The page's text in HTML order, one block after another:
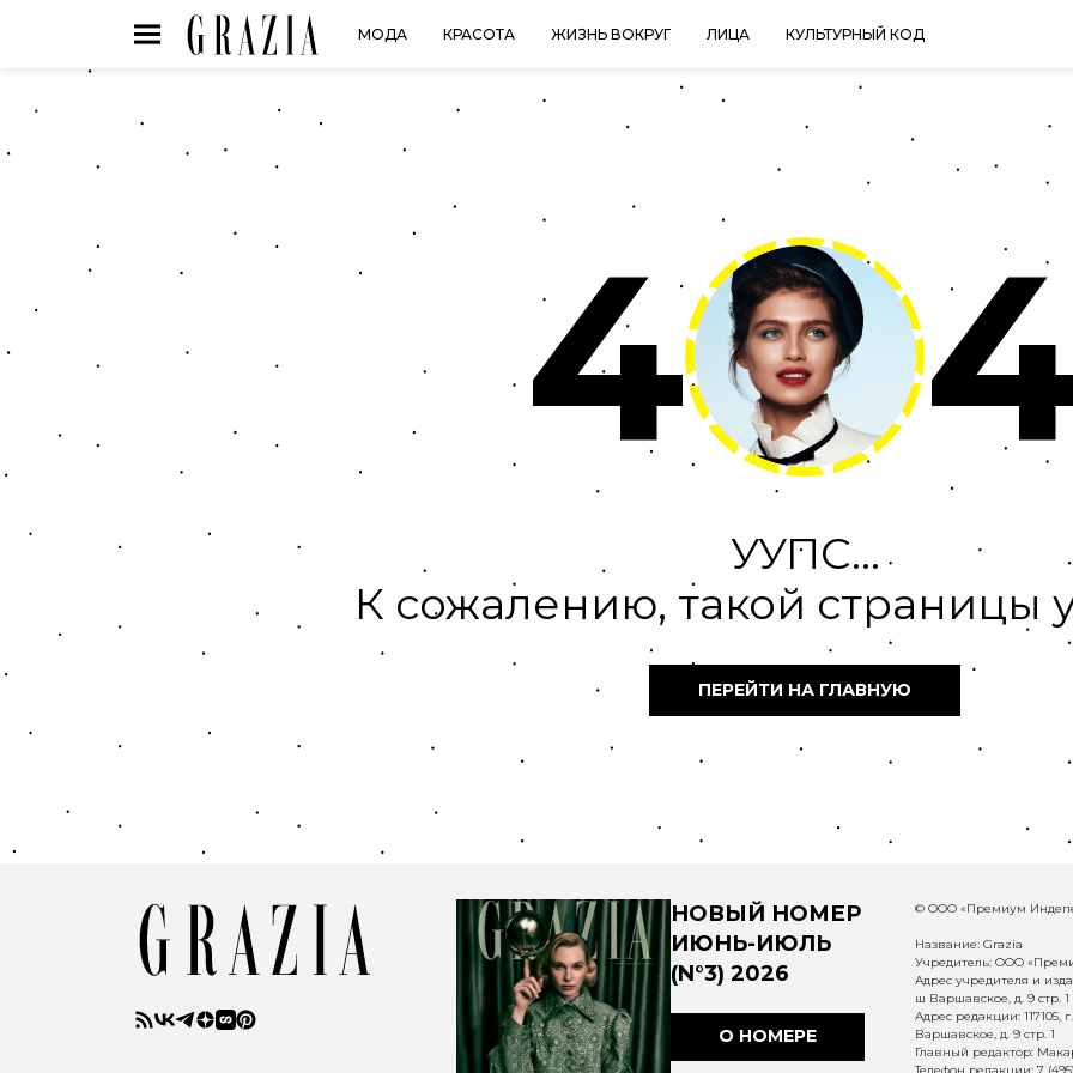
МОДА КРАСОТА ЖИЗНЬ ВОКРУГ ЛИЦА КУЛЬТУРНЫЙ КОД
4
УУПС...
К сожалению, такой страницы
ПЕРЕЙТИ НА ГЛАВНУЮ
НОВЫЙ НОМЕР
ИЮНЬ-ИЮЛЬ
(N°3) 2026
О НОМЕРЕ
© ООО «Премиум
Название: Grazia
Учредитель: ООО
Адрес учредителя и
ш Варшавское, д. 9 стр. 1
Адрес редакции:
Варшавское, д. 9 стр. 1
Главный редактор: